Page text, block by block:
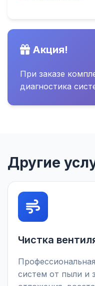
Акция!
При заказе
диагностика
Другие
Чистка
систем от пыли и